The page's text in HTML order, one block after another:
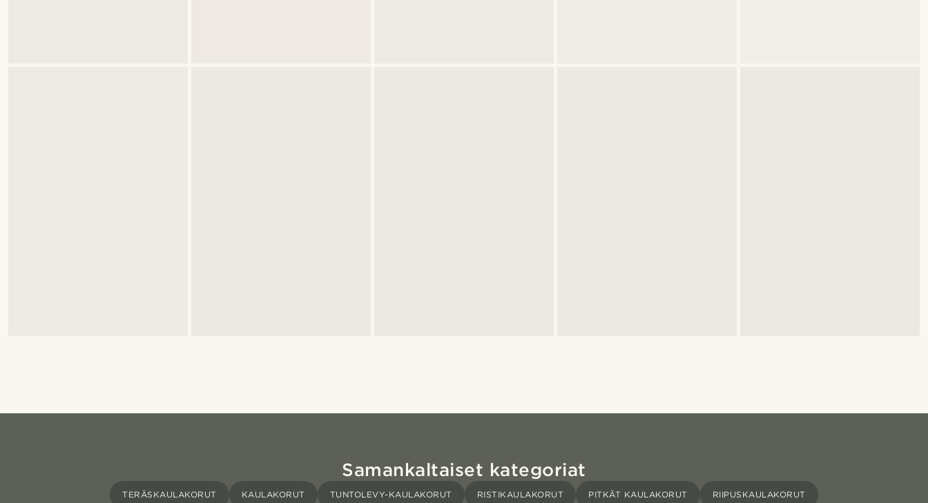
Samankaltaiset kategoriat
TERÄSKAULAKORUT KAULAKORUT TUNTOLEVY-KAULAKORUT RISTIKAULAKORUT PITKÄT KAULAKORUT RIIPUSKAULAKORUT